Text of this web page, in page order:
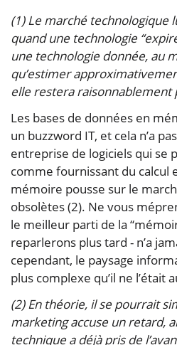
(1) Le marché
quand une technologie
une technologie donnée, au
qu’estimer
elle restera raisonnablement
Les bases de données en
un buzzword IT, et cela n’a
entreprise de logiciels qui se
comme fournissant du calcul
mémoire pousse sur le
obsolètes (2). Ne vous
le meilleur parti de la
reparlerons plus tard - n’a
cependant, le paysage
plus complexe qu’il ne l’était
(2) En théorie, il se pourrait
marketing accuse un retard,
technique a déjà pris de